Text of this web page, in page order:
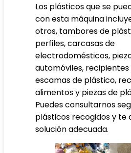
Los plásticos que se
con esta máquina
otros, tambores de
perfiles, carcasas de
electrodomésticos,
automóviles,
escamas de plástico,
alimentos y piezas de
Puedes consultarnos
plásticos recogidos y te
solución adecuada.